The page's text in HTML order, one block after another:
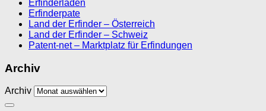
Erfinderladen
Erfinderpate
Land der Erfinder – Österreich
Land der Erfinder – Schweiz
Patent-net – Marktplatz für Erfindungen
Archiv
Archiv